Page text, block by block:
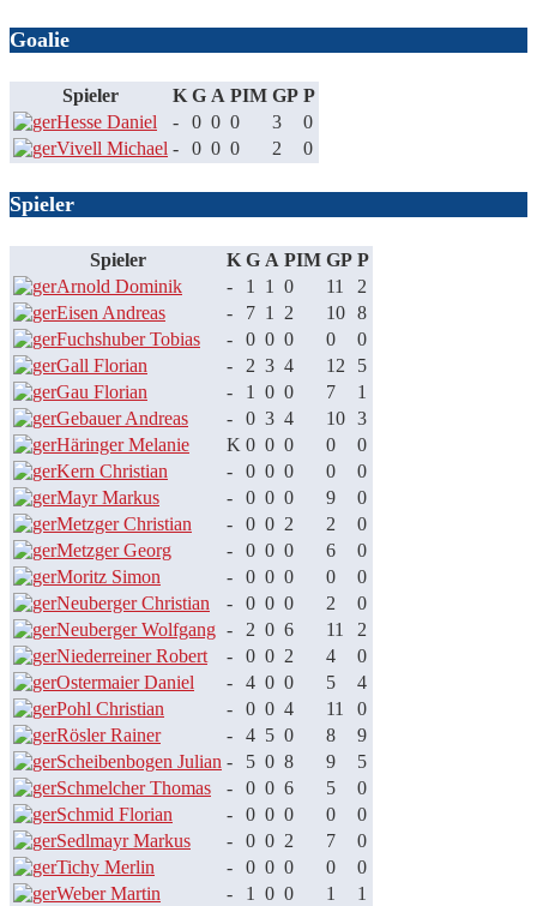
Goalie
Spieler K G A PIM GP P
Hesse Daniel
- 0 0 0 3
0
Vivell Michael - 0 0 0 2 0
Spieler
Spieler K G A PIM GP P
Arnold Dominik
- 1 1 0 11
2
Eisen Andreas
- 7 1 2 10 8
Fuchshuber Tobias
- 0 0 0 0
0
Gall Florian
- 2 3 4 12
5
Gau Florian
- 1 0 0 7
1
Gebauer Andreas
- 0 3 4 10 3
Häringer Melanie
K 0 0 0 0
0
Kern Christian
- 0 0 0 0
0
Mayr Markus
- 0 0 0 9
0
Metzger Christian
- 0 0 2 2
0
Metzger Georg
- 0 0 0 6
0
Moritz Simon
- 0 0 0 0
0
Neuberger Christian
- 0 0 0 2
0
Neuberger Wolfgang - 2 0 6 11
2
Niederreiner Robert
- 0 0 2 4
0
Ostermaier Daniel
- 4 0 0 5
4
Pohl Christian
- 0 0 4 11
0
Rösler Rainer
- 4 5 0 8
9
Scheibenbogen Julian - 5 0 8 9
5
Schmelcher Thomas
- 0 0 6 5
0
Schmid Florian
- 0 0 0 0
0
Sedlmayr Markus
- 0 0 2 7
0
Tichy Merlin
- 0 0 0 0
0
Weber Martin
- 1 0 0 1
1